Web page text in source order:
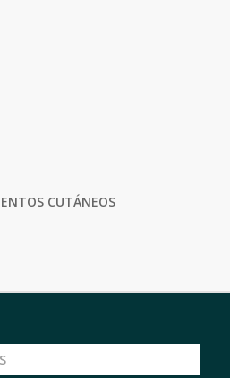
CUTÁNEOS